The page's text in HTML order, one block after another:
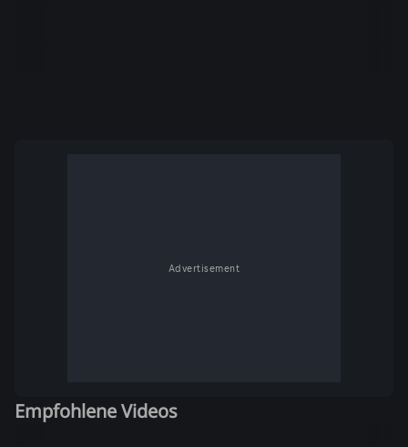
Advertisement
Empfohlene Videos